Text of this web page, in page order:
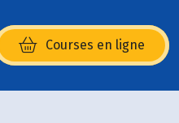
Courses en ligne
dans une nouvelle